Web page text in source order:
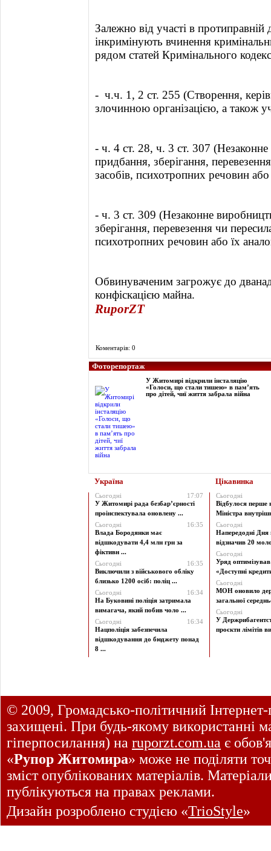
Залежно від участі в протиправній
інкримінують вчинення
рядом статей Кримінального
- ч.ч. 1, 2 ст. 255 (Створення,
злочинною організацією, а також
- ч. 4 ст. 28, ч. 3 ст. 307
придбання, зберігання,
засобів, психотропних речовин або
- ч. 3 ст. 309 (Незаконне
зберігання, перевезення чи
психотропних речовин або їх
Обвинуваченим загрожує до
конфіскацією майна.
RuporZT
Коментарів: 0
Фоторепортаж
У Житомирі відкрили інсталяцію
«Голоси, що стали тишею» в пам’ять
про дітей, чиї життя забрала війна
Україна Цікавинка
Сьогодні
17:07
У Житомирі рада безбар’єрності
проінспектувала оновлену ...
Сьогодні
16:35
Влада Бородянки має
відшкодувати 4,4 млн грн за
фіктивн ...
Сьогодні
16:35
Виключили з військового обліку
близько 1200 осіб: поліц ...
Сьогодні
16:34
На Буковині поліція затримала
вимагача, який побив чоло ...
Сьогодні
16:34
Нацполіція забезпечила
відшкодування до бюджету понад
8 ...
Сьогодні
Відбулося перше
Міністра
Сьогодні
Напередодні Дня
відзначив 20
Сьогодні
Уряд
«Доступні
Сьогодні
МОН оновило
загальної
Сьогодні
У
проєкти лімітів
© 2009, Громадсько-політичний
захищені. При будь-якому використанні
гіперпосилання) на ruporzt.com.ua є
«Рупор Житомира» може не поділяти
зміст опублікованих матеріалів.
публікуються на правах реклами.
Дизайн розроблено студією «TrioStyle»